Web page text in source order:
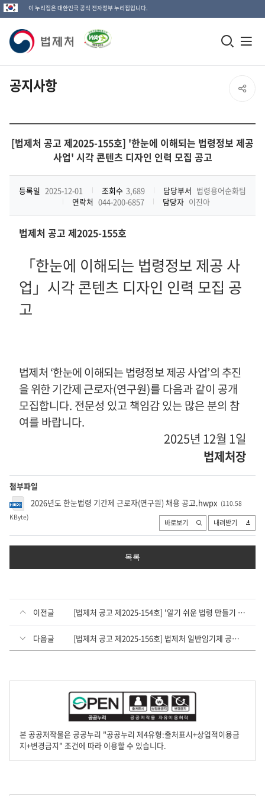
이 누리집은 대한민국 공식 전자정부 누리집입니다.
법
제
처
고
모
기
공지사항 SNS
유
기
전
체
[법제처 공고 제2025-155호] '한눈에 이해되는 법령정보 제공
사업' 시각 콘텐츠 디자인 인력 모집 공고
등록일 2025-12-01 조회수 3,689 담당부서 법령용어순화팀
연락처 044-200-6857 담당자 이진아
법제처 공고 제2025-155호
「한눈에 이해되는 법령정보 제공 사
업 」 시각 콘텐츠 디자인 인력 모집 공
고
법제처 ‘한눈에 이해되는 법령정보 제공 사업’의 추진
을 위한 기간제 근로자(연구원)를 다음과 같이 공개
모집합니다. 전문성 있고 책임감 있는 많은 분의 참
여를 바랍니다.
2025년 12월 1일
법제처장
첨부파일
2026년도 한눈법령 기간제 근로자(연구원) 채용 공고.hwpx (110.58
KByte)
바로보기 내려받기
목록
이전글 [법제처 공고 제2025-154호] '알기 쉬운 법령 만들기 사업' 계약직 연구원 채용 공고
다음글 [법제처 공고 제2025-156호] 법제처 일반임기제 공무원 경력경쟁채용시험 서류전형 합격자 및 면접시험 공고
본 공공저작물은 공공누리 "공공누리 제4유형:출처표시+상업적이용금
지+변경금지" 조건에 따라 이용할 수 있습니다.